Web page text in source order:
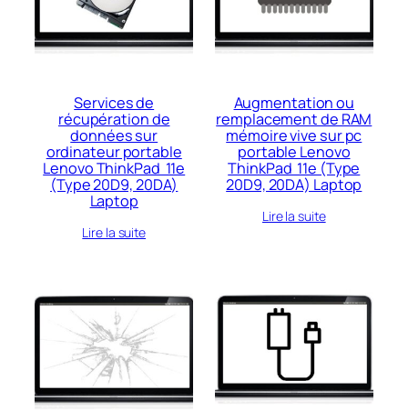
Services de
récupération de
données sur
ordinateur portable
Lenovo ThinkPad 11e
(Type 20D9, 20DA)
Laptop
Lire la suite
Augmentation ou
remplacement de RAM
mémoire vive sur pc
portable Lenovo
ThinkPad 11e (Type
20D9, 20DA) Laptop
Lire la suite